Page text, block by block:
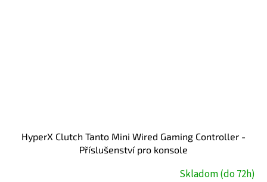
HyperX Clutch Tanto Mini Wired Gaming Controller -
Příslušenství pro konsole
Skladom (do 72h)